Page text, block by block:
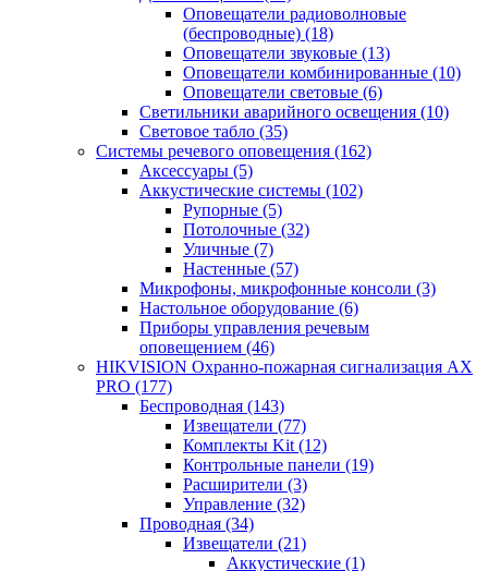
Оповещатели радиоволновые
(беспроводные) (18)
Оповещатели звуковые (13)
Оповещатели комбинированные (10)
Оповещатели световые (6)
Светильники аварийного освещения (10)
Световое табло (35)
Системы речевого оповещения (162)
Аксессуары (5)
Аккустические системы (102)
Рупорные (5)
Потолочные (32)
Уличные (7)
Настенные (57)
Микрофоны, микрофонные консоли (3)
Настольное оборудование (6)
Приборы управления речевым
оповещением (46)
HIKVISION Охранно-пожарная сигнализация AX
PRO (177)
Беспроводная (143)
Извещатели (77)
Комплекты Kit (12)
Контрольные панели (19)
Расширители (3)
Управление (32)
Проводная (34)
Извещатели (21)
Аккустические (1)